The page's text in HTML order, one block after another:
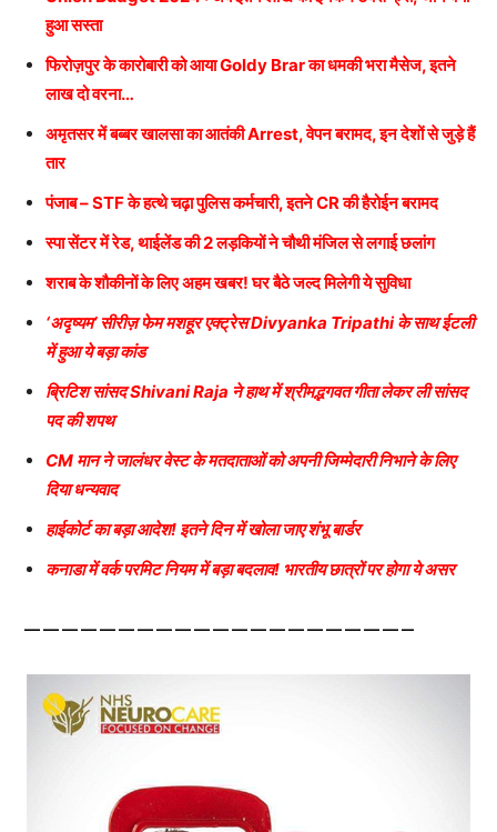
हुआ सस्ता
फिरोज़पुर के कारोबारी को आया Goldy Brar का धमकी भरा मैसेज, इतने
लाख दो वरना…
अमृतसर में बब्बर खालसा का आतंकी Arrest, वेपन बरामद, इन देशों से जुड़े हैं
तार
पंजाब – STF के हत्थे चढ़ा पुलिस कर्मचारी, इतने CR की हैरोईन बरामद
स्पा सेंटर में रेड, थाईलेंड की 2 लड़कियों ने चौथी मंजिल से लगाई छलांग
शराब के शौकीनों के लिए अहम खबर! घर बैठे जल्द मिलेगी ये सुविधा
‘अदृष्यम’ सीरीज़ फेम मशहूर एक्ट्रेस Divyanka Tripathi के साथ ईटली
में हुआ ये बड़ा कांड
ब्रिटिश सांसद Shivani Raja ने हाथ में श्रीमद्भगवत गीता लेकर ली सांसद
पद की शपथ
CM मान ने जालंधर वेस्ट के मतदाताओं को अपनी जिम्मेदारी निभाने के लिए
दिया धन्यवाद
हाईकोर्ट का बड़ा आदेश! इतने दिन में खोला जाए शंभू बार्डर
कनाडा में वर्क परमिट नियम में बड़ा बदलाव! भारतीय छात्रों पर होगा ये असर
————————————————————–